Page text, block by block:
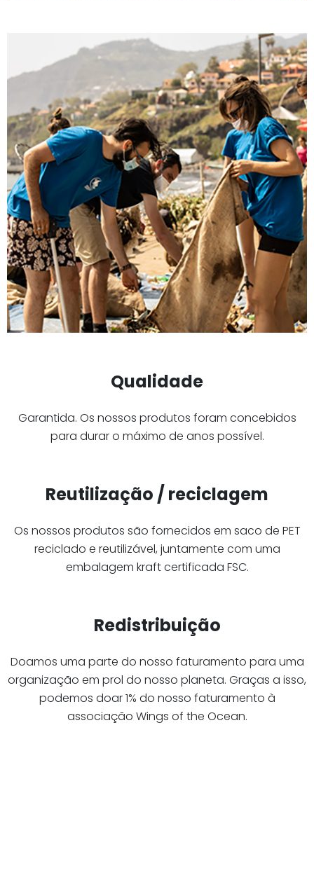
Qualidade
Garantida. Os nossos produtos foram concebidos
para durar o máximo de anos possível.
Reutilização / reciclagem
Os nossos produtos são fornecidos em saco de PET
reciclado e reutilizável, juntamente com uma
embalagem kraft certificada FSC.
Redistribuição
Doamos uma parte do nosso faturamento para uma
organização em prol do nosso planeta. Graças a isso,
podemos doar 1% do nosso faturamento à
associação Wings of the Ocean.